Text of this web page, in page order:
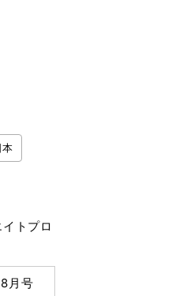
本
トプロ
月号